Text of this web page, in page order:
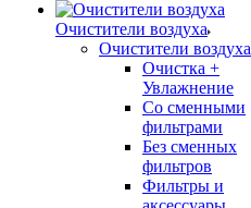
Очистители воздуха
Очистители воздуха
Очистка +
Увлажнение
Cо сменными
фильтрами
Без сменных
фильтров
Фильтры и